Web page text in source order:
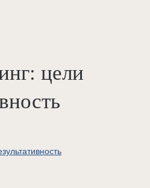
цели